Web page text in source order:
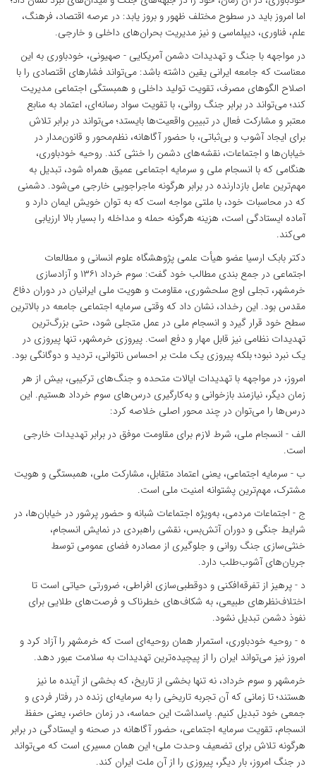
اما امروز باید در سطوح مختلف ظهور و بروز یابد: در عرصه اقتصاد، فرهنگ،
علم، فناوری، دیپلماسی و نیز مدیریت بحران‌های داخلی و خارجی.
در مواجهه با جنگ و تهدیدات دشمن آمریکایی - صهیونی، خودباوری به این
معناست که جامعه ایرانی یقین داشته باشد: می‌تواند فشارهای اقتصادی را با
اصلاح الگوهای مصرف، تقویت تولید داخلی و همبستگی اجتماعی مدیریت
کند؛ می‌تواند در برابر جنگ روانی، با تقویت سواد رسانه‌ای، اعتماد به منابع
معتبر و مشارکت فعال در تبیین واقعیت‌ها بایستد؛ می‌تواند در برابر تلاش
برای ایجاد آشوب و بی‌ثباتی، با حضور آگاهانه، نظم‌محور و قانون‌مدار در
خیابان‌ها و اجتماعات، نقشه‌های دشمن را خنثی کند. روحیه خودباوری،
هنگامی که با انسجام ملی و سرمایه اجتماعی عمیق همراه شود، تبدیل به
مهم‌ترین عامل بازدارنده در برابر هرگونه ماجراجویی خارجی می‌شود. دشمنی
که در محاسبات خود، با ملتی مواجه است که به توان خویش ایمان دارد و
آماده ایستادگی است، هزینه هرگونه حمله و مداخله را بسیار بالا ارزیابی
می‌کند.
دکتر بابک ارسیا عضو هیأت علمی پژوهشگاه علوم انسانی و مطالعات
اجتماعی در جمع بندی مطالب خود گفت: سوم خرداد ۱۳۶۱ و آزادسازی
خرمشهر، تجلی اوج سلحشوری، مقاومت و هویت ملی ایرانیان در دوران دفاع
مقدس بود. این رخداد، نشان داد که وقتی سرمایه اجتماعی جامعه در بالاترین
سطح خود قرار گیرد و انسجام ملی در عمل متجلی شود، حتی بزرگ‌ترین
تهدیدات نظامی نیز قابل مهار و دفع است. پیروزی خرمشهر، تنها پیروزی در
یک نبرد نبود؛ بلکه پیروزی یک ملت بر احساس ناتوانی، تردید و دوگانگی بود.
امروز، در مواجهه با تهدیدات ایالات متحده و جنگ‌های ترکیبی، بیش از هر
زمان دیگر، نیازمند بازخوانی و به‌کارگیری درس‌های سوم خرداد هستیم. این
درس‌ها را می‌توان در چند محور اصلی خلاصه کرد:
الف - انسجام ملی، شرط لازم برای مقاومت موفق در برابر تهدیدات خارجی
است.
ب - سرمایه اجتماعی، یعنی اعتماد متقابل، مشارکت ملی، همبستگی و هویت
مشترک، مهم‌ترین پشتوانه امنیت ملی است.
ج - اجتماعات مردمی، به‌ویژه اجتماعات شبانه و حضور پرشور در خیابان‌ها، در
شرایط جنگی و دوران آتش‌بس، نقشی راهبردی در نمایش انسجام،
خنثی‌سازی جنگ روانی و جلوگیری از مصادره فضای عمومی توسط
جریان‌های آشوب‌طلب دارد.
د - پرهیز از تفرقه‌افکنی و دوقطبی‌سازی افراطی، ضرورتی حیاتی است تا
اختلاف‌نظرهای طبیعی، به شکاف‌های خطرناک و فرصت‌های طلایی برای
نفوذ دشمن تبدیل نشود.
ه - روحیه خودباوری، استمرار همان روحیه‌ای است که خرمشهر را آزاد کرد و
امروز نیز می‌تواند ایران را از پیچیده‌ترین تهدیدات به سلامت عبور دهد.
خرمشهر و سوم خرداد، نه تنها بخشی از تاریخ، که بخشی از آینده ما نیز
هستند؛ تا زمانی که آن تجربه تاریخی را به سرمایه‌ای زنده در رفتار فردی و
جمعی خود تبدیل کنیم. پاسداشت این حماسه، در زمان حاضر، یعنی حفظ
انسجام، تقویت سرمایه اجتماعی، حضور آگاهانه در صحنه و ایستادگی در برابر
هرگونه تلاش برای تضعیف وحدت ملی؛ این همان مسیری است که می‌تواند
در جنگ امروز، بار دیگر، پیروزی را از آن ملت ایران کند.